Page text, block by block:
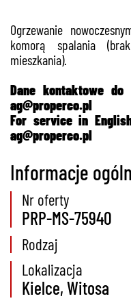
Ogrzewanie
komorą spalania
mieszkania).
Dane kontaktowe
ag@properco.pl
For service in
ag@properco.pl
Informacje
Nr oferty
PRP-MS-75940
Rodzaj
Lokalizacja
Kielce, Witosa